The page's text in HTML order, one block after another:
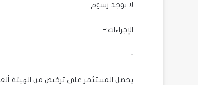
لا يوجد رسوم
الإجراءات:-
·
يحصل المستثمر على ترخيص من الهيئة